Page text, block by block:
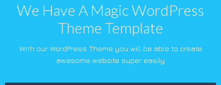
We Have A Magic WordPress
Theme Template
With our WordPress Theme you will be able to create
awesome website super easily